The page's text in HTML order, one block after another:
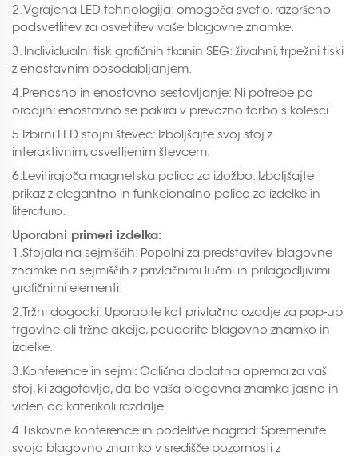
2. Vgrajena LED tehnologija: omogoča svetlo, razpršeno
podsvetlitev za osvetlitev vaše blagovne znamke.
3. Individualni tisk grafičnih tkanin SEG: živahni, trpežni tiski
z enostavnim posodabljanjem.
4.Prenosno in enostavno sestavljanje: Ni potrebe po
orodjih; enostavno se pakira v prevozno torbo s kolesci.
5.Izbirni LED stojni števec: Izboljšajte svoj stoj z
interaktivnim, osvetljenim števcem.
6.Levitirajoča magnetska polica za izložbo: Izboljšajte
prikaz z elegantno in funkcionalno polico za izdelke in
literaturo.
Uporabni primeri izdelka:
1.Stojala na sejmiščih: Popolni za predstavitev blagovne
znamke na sejmiščih z privlačnimi lučmi in prilagodljivimi
grafičnimi elementi.
2.Tržni dogodki: Uporabite kot privlačno ozadje za pop-up
trgovine ali tržne akcije, poudarite blagovno znamko in
izdelke.
3.Konference in sejmi: Odlična dodatna oprema za vaš
stoj, ki zagotavlja, da bo vaša blagovna znamka jasno in
viden od katerikoli razdalje.
4.Tiskovne konference in podelitve nagrad: Spremenite
svojo blagovno znamko v središče pozornosti z